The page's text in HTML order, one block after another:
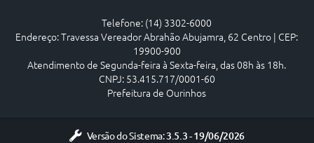
Telefone: (14) 3302-6000
Endereço: Travessa Vereador Abrahão Abujamra, 62 Centro | CEP:
19900-900
Atendimento de Segunda-feira à Sexta-feira, das 08h às 18h.
CNPJ: 53.415.717/0001-60
Prefeitura de Ourinhos
Versão do Sistema:3.5.3 - 19/06/2026